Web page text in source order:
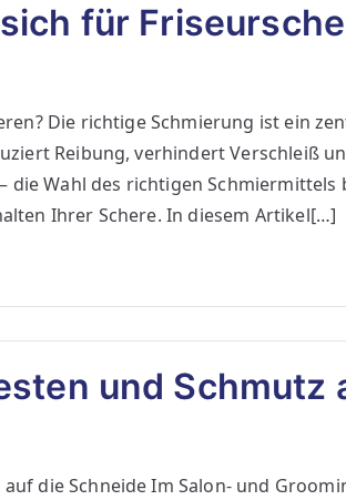
für
Die richtige Schmierung ist ein
Reibung, verhindert Verschleiß
die Wahl des richtigen
Ihrer Schere. In diesem Artikel[…]
und Schmutz
die Schneide Im Salon- und